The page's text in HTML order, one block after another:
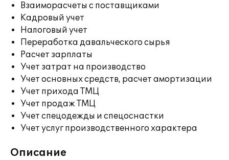
Взаиморасчеты с поставщиками
Кадровый учет
Налоговый учет
Переработка давальческого сырья
Расчет зарплаты
Учет затрат на производство
Учет основных средств, расчет амортизации
Учет прихода ТМЦ
Учет продаж ТМЦ
Учет спецодежды и спецоснастки
Учет услуг производственного характера
Описание